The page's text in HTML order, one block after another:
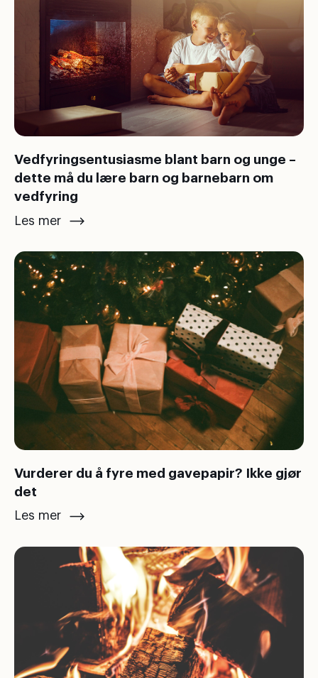
Vedfyringsentusiasme blant barn og unge –
dette må du lære barn og barnebarn om
vedfyring
Les mer
Vurderer du å fyre med gavepapir? Ikke gjør
det
Les mer